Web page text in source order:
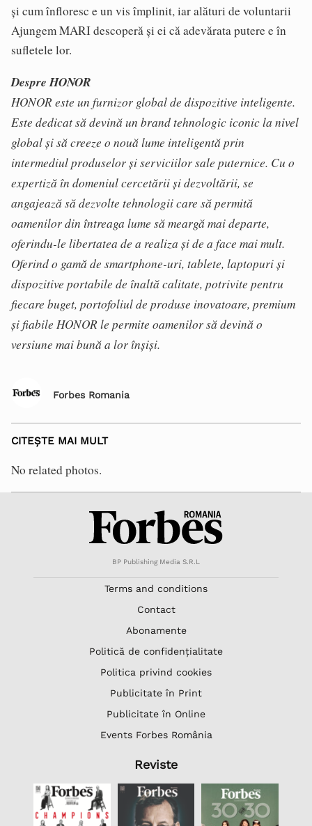
şi cum înfloresc e un vis împlinit, iar alături de voluntarii
Ajungem MARI descoperă şi ei că adevărata putere e în
sufletele lor.
Despre HONOR
HONOR este un furnizor global de dispozitive inteligente.
Este dedicat să devină un brand tehnologic iconic la nivel
global și să creeze o nouă lume inteligentă prin
intermediul produselor și serviciilor sale puternice. Cu o
expertiză în domeniul cercetării și dezvoltării, se
angajează să dezvolte tehnologii care să permită
oamenilor din întreaga lume să meargă mai departe,
oferindu-le libertatea de a realiza și de a face mai mult.
Oferind o gamă de smartphone-uri, tablete, laptopuri și
dispozitive portabile de înaltă calitate, potrivite pentru
fiecare buget, portofoliul de produse inovatoare, premium
și fiabile HONOR le permite oamenilor să devină o
versiune mai bună a lor înșiși.
Forbes Romania
CITEȘTE MAI MULT
No related photos.
BP Publishing Media S.R.L
Terms and conditions
Contact
Abonamente
Politică de confidențialitate
Politica privind cookies
Publicitate în Print
Publicitate în Online
Events Forbes România
Reviste